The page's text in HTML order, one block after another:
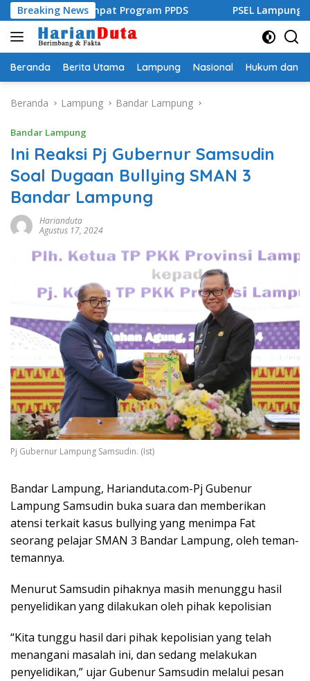
Langsung
ke
konten
Breaking News
Empat Program PPDS PSEL Lampung Raya
Beranda Berita Utama Lampung Nasional Hukum dan
Beranda Lampung Bandar Lampung
Bandar Lampung
Ini Reaksi Pj Gubernur Samsudin
Soal Dugaan Bullying SMAN 3
Bandar Lampung
Harianduta
Agustus 17, 2024
Pj Gubernur Lampung Samsudin. (Ist)
Bandar Lampung, Harianduta.com-Pj Gubenur
Lampung Samsudin buka suara dan memberikan
atensi terkait kasus bullying yang menimpa Fat
seorang pelajar SMAN 3 Bandar Lampung, oleh teman-
temannya.
Menurut Samsudin pihaknya masih menunggu hasil
penyelidikan yang dilakukan oleh pihak kepolisian
“Kita tunggu hasil dari pihak kepolisian yang telah
menangani masalah ini, dan sedang melakukan
penyelidikan,” ujar Gubenur Samsudin melalui pesan